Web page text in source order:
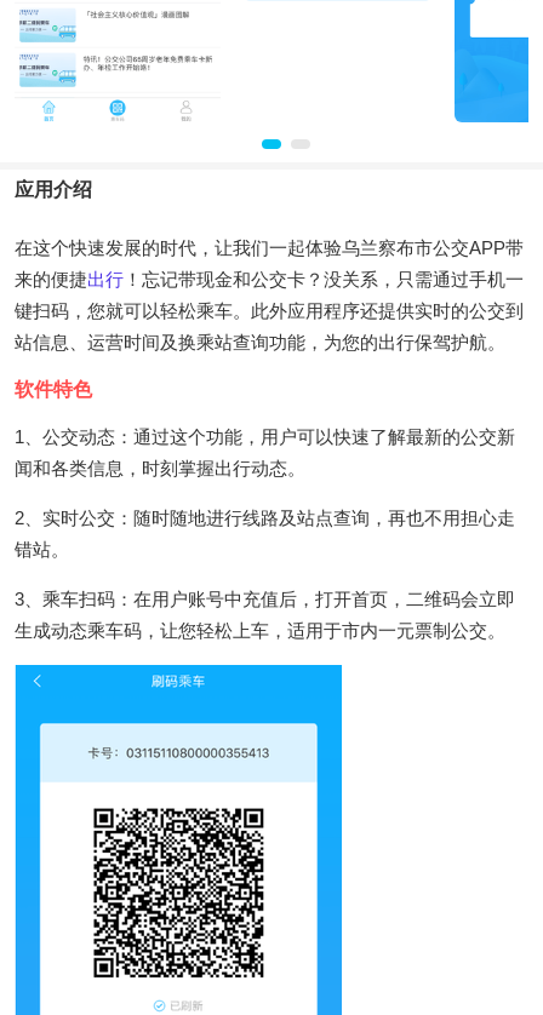
应用介绍
在这个快速发展的时代，让我们一起体验乌兰察布市公交APP带
来的便捷出行 ！忘记带现金和公交卡？没关系，只需通过手机一
键扫码，您就可以轻松乘车。此外应用程序还提供实时的公交到
站信息、运营时间及换乘站查询功能，为您的出行保驾护航。
软件特色
1、公交动态：通过这个功能，用户可以快速了解最新的公交新
闻和各类信息，时刻掌握出行动态。
2、实时公交：随时随地进行线路及站点查询，再也不用担心走
错站。
3、乘车扫码：在用户账号中充值后，打开首页，二维码会立即
生成动态乘车码，让您轻松上车，适用于市内一元票制公交。